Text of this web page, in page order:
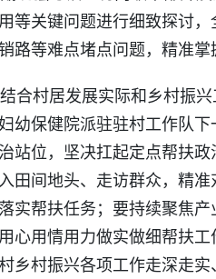
等关键问题进行细致探讨
路等难点堵点问题，精准
合村居发展实际和乡村振
幼保健院派驻驻村工作队
站位，坚决扛起定点帮扶
田间地头、走访群众，精
实帮扶任务；要持续聚焦
心用情用力做实做细帮扶
乡村振兴各项工作走深走